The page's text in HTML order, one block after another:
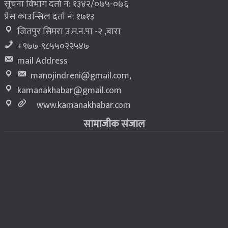
सूचना विभाग दर्ता नं: १३४२/०७५-०७६
प्रेस काउन्सिल दर्ता नं: १७१३
जितपुर सिमरा उ.म.न.पा -२ ,बारा
+९७७-९८५५०२२५४७
mail Address
manojindreni@gmail.com,
kamanakhabar@gmail.com
www.kamanakhabar.com
सामाजीक संजाल